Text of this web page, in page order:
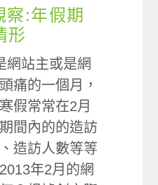
:年假期
形
網站主或是網
痛的一個月，
假常常在2月
間內的的造訪
造訪人數等等
年2月的網